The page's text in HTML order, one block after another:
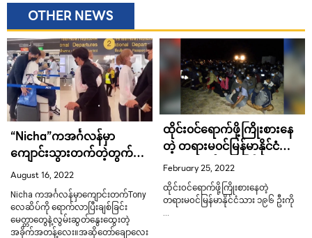
OTHER NEWS
“Nicha”ကအင်္ဂလန်မှာ
ကျောင်းသွားတက်တဲ့တွက်
ဝေးကွာခွဲခွာနေရလို့နွေးစွာ
ထွေးပွေ့နှုတ်ဆတ်နေတဲ့
Tono
August 16, 2022
Nicha ကအင်္ဂလန်မှာကျောင်းတက်Tony
လေဆိပ်ကို ရောက်လာပြီးချစ်ခြင်း
မေတ္တာတွေနဲ့လွမ်းဆွတ်နွေးထွေးတဲ့
အခိုက်အတန့်လေး။အဆိုတော်ချောလေး
ထိုင်း၀င်ရောက်ဖို့ကြိုးစားနေ
တဲ့ တရားမ၀င်မြန်မာနိုင်ငံသား
၁၉၆ ဦး ဖမ််းဆီးခြင်းခံရ
February 25, 2022
ထိုင်း၀င်ရောက်ဖို့ကြိုးစားနေတဲ့
တရားမ၀င်မြန်မာနိုင်ငံသား ၁၉၆ ဦးကို
…